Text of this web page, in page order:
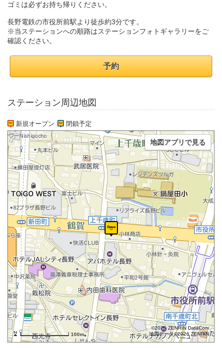
ゴミは必ずお持ち帰りください。
長野電鉄の市役所前駅より徒歩約3分です。
※当ステーションへの順路はステーションフォトギャラリーをご
確認ください。
予約
ステーション周辺地図
新規オープン 閉鎖予定
100m
©2026 ZENRIN DataCom
地図データ©2026 ZENRIN
地図アプリで見る